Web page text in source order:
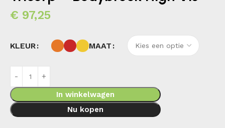
€ 97,25
KLEUR MAAT
In winkelwagen
Nu kopen